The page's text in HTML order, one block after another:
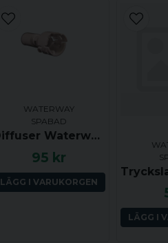
WATERWAY
SPABAD
Diffuser Waterway Clusterstorm (klick)
95 kr
LÄGG I VARUKORGEN
LÄGG I